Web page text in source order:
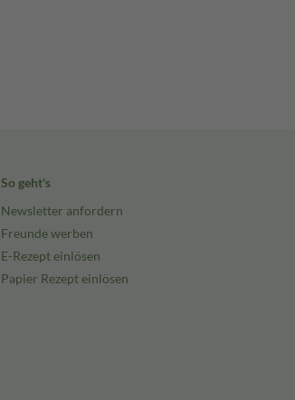
So geht's
Newsletter anfordern
Freunde werben
E-Rezept einlösen
Papier Rezept einlösen